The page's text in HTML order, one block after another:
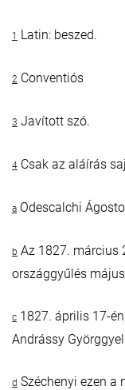
1 Latin: beszed.
2 Conventiós
3 Javított szó.
4 Csak az aláírás
a Odescalchi
b Az 1827. március
országgyűlés
c 1827. április 17-
Andrássy
d Széchenyi ezen